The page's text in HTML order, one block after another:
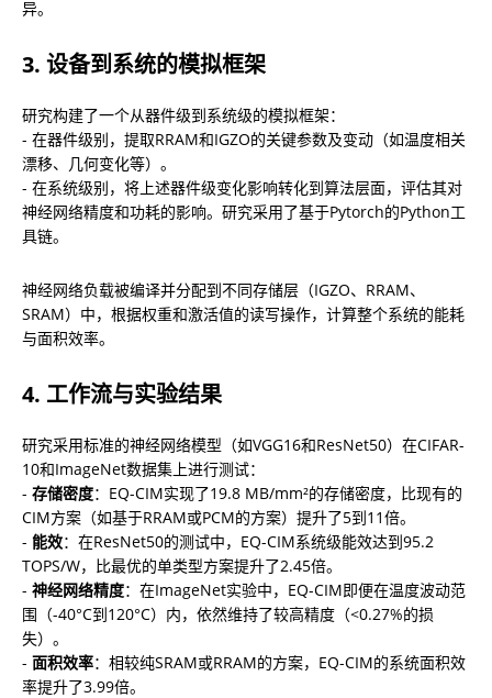
异。
3. 设备到系统的模拟框架
研究构建了一个从器件级到系统级的模拟框架：
- 在器件级别，提取RRAM和IGZO的关键参数及变动（如温度相关
漂移、几何变化等）。
- 在系统级别，将上述器件级变化影响转化到算法层面，评估其对
神经网络精度和功耗的影响。研究采用了基于Pytorch的Python工
具链。
神经网络负载被编译并分配到不同存储层（IGZO、RRAM、
SRAM）中，根据权重和激活值的读写操作，计算整个系统的能耗
与面积效率。
4. 工作流与实验结果
研究采用标准的神经网络模型（如VGG16和ResNet50）在CIFAR-
10和ImageNet数据集上进行测试：
- 存储密度：EQ-CIM实现了19.8 MB/mm²的存储密度，比现有的
CIM方案（如基于RRAM或PCM的方案）提升了5到11倍。
- 能效：在ResNet50的测试中，EQ-CIM系统级能效达到95.2
TOPS/W，比最优的单类型方案提升了2.45倍。
- 神经网络精度：在ImageNet实验中，EQ-CIM即便在温度波动范
围（-40°C到120°C）内，依然维持了较高精度（<0.27%的损
失）。
- 面积效率：相较纯SRAM或RRAM的方案，EQ-CIM的系统面积效
率提升了3.99倍。